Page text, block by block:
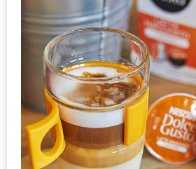
รางวัล
วัน
แม่
สุด
พิเศษ
โปร
โม
ชั่น